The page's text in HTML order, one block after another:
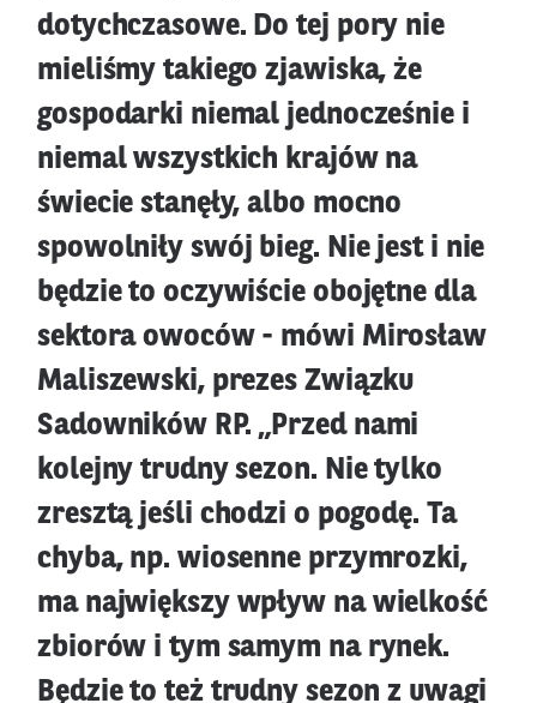
dotychczasowe. Do tej pory nie
mieliśmy takiego zjawiska, że
gospodarki niemal jednocześnie i
niemal wszystkich krajów na
świecie stanęły, albo mocno
spowolniły swój bieg. Nie jest i nie
będzie to oczywiście obojętne dla
sektora owoców - mówi Mirosław
Maliszewski, prezes Związku
Sadowników RP. „Przed nami
kolejny trudny sezon. Nie tylko
zresztą jeśli chodzi o pogodę. Ta
chyba, np. wiosenne przymrozki,
ma największy wpływ na wielkość
zbiorów i tym samym na rynek.
Będzie to też trudny sezon z uwagi